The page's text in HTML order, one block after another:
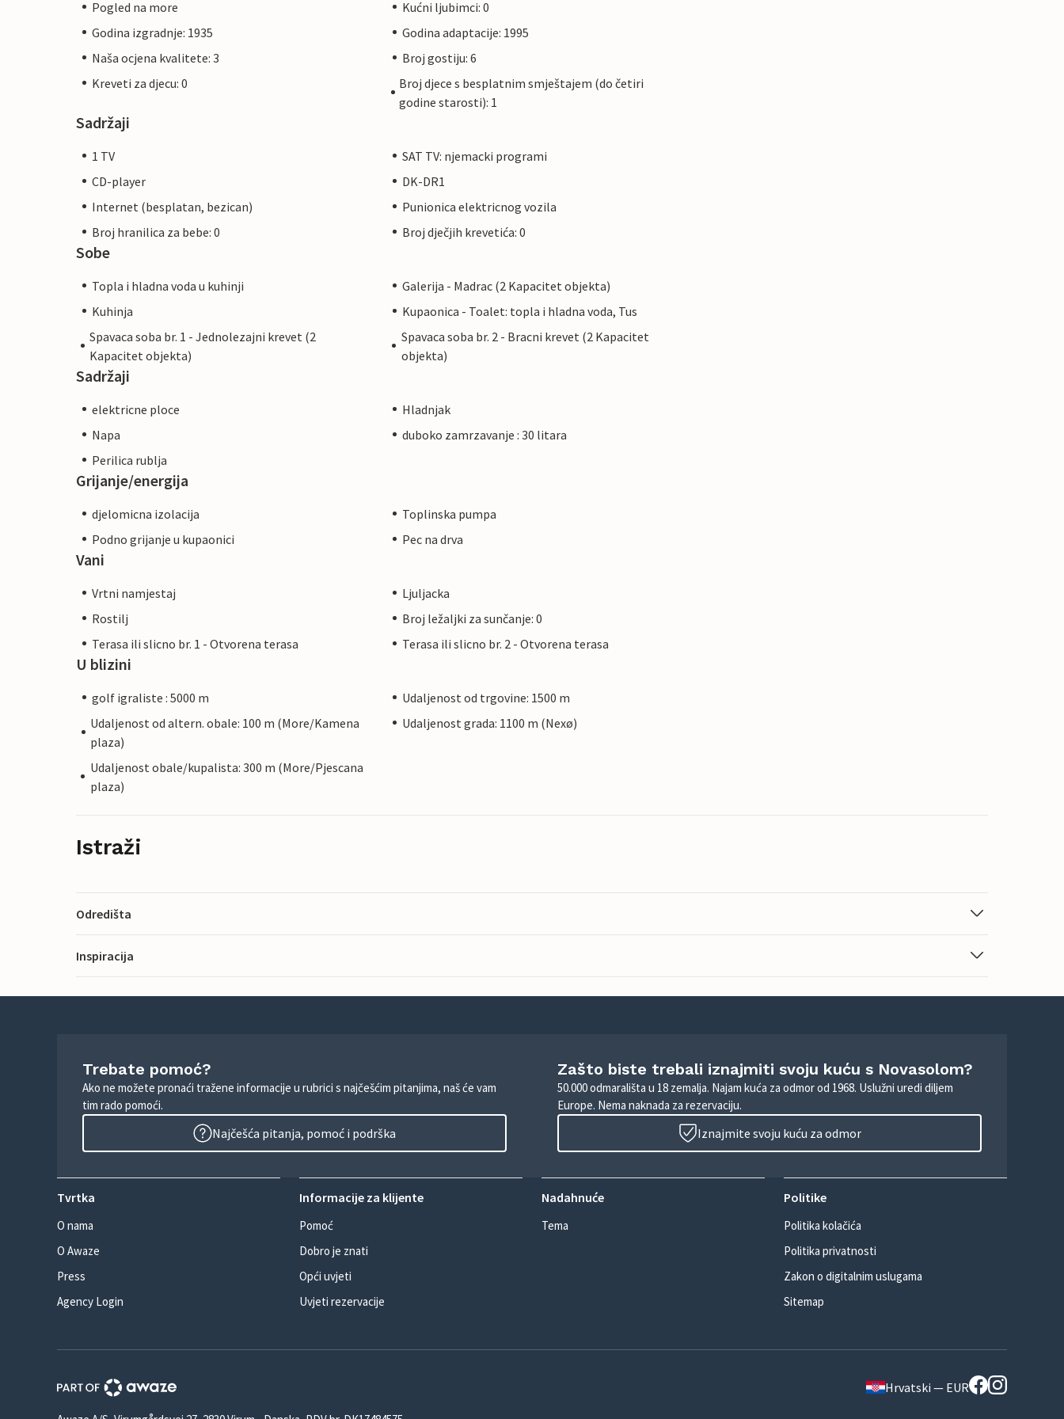
Pogled na more
Kućni ljubimci: 0
Godina izgradnje: 1935
Godina adaptacije: 1995
Naša ocjena kvalitete: 3
Broj gostiju: 6
Kreveti za djecu: 0
Broj djece s besplatnim smještajem (do četiri
godine starosti): 1
Sadržaji
1 TV
SAT TV: njemacki programi
CD-player
DK-DR1
Internet (besplatan, bezican)
Punionica elektricnog vozila
Broj hranilica za bebe: 0
Broj dječjih krevetića: 0
Sobe
Topla i hladna voda u kuhinji
Galerija - Madrac (2 Kapacitet objekta)
Kuhinja
Kupaonica - Toalet: topla i hladna voda, Tus
Spavaca soba br. 1 - Jednolezajni krevet (2
Kapacitet objekta)
Spavaca soba br. 2 - Bracni krevet (2 Kapacitet
objekta)
Sadržaji
elektricne ploce
Hladnjak
Napa
duboko zamrzavanje : 30 litara
Perilica rublja
Grijanje/energija
djelomicna izolacija
Toplinska pumpa
Podno grijanje u kupaonici
Pec na drva
Vani
Vrtni namjestaj
Ljuljacka
Rostilj
Broj ležaljki za sunčanje: 0
Terasa ili slicno br. 1 - Otvorena terasa
Terasa ili slicno br. 2 - Otvorena terasa
U blizini
golf igraliste : 5000 m
Udaljenost od trgovine: 1500 m
Udaljenost od altern. obale: 100 m (More/Kamena
plaza)
Udaljenost grada: 1100 m (Nexø)
Udaljenost obale/kupalista: 300 m (More/Pjescana
plaza)
Istraži
Odredišta
Inspiracija
Trebate pomoć?
Ako ne možete pronaći tražene informacije u rubrici s najčešćim pitanjima, naš će vam
tim rado pomoći.
Najčešća pitanja, pomoć i podrška
Zašto biste trebali iznajmiti svoju kuću s Novasolom?
50.000 odmarališta u 18 zemalja. Najam kuća za odmor od 1968. Uslužni uredi diljem
Europe. Nema naknada za rezervaciju.
Iznajmite svoju kuću za odmor
Tvrtka
O nama
O Awaze
Press
Agency Login
Informacije za klijente
Pomoć
Dobro je znati
Opći uvjeti
Uvjeti rezervacije
Nadahnuće
Tema
Politike
Politika kolačića
Politika privatnosti
Zakon o digitalnim uslugama
Sitemap
Hrvatski — EUR